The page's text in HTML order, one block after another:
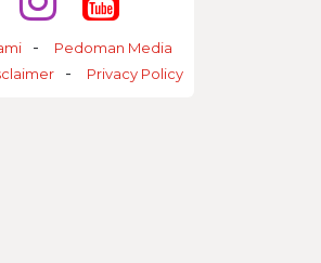
Pedoman Media
Privacy Policy